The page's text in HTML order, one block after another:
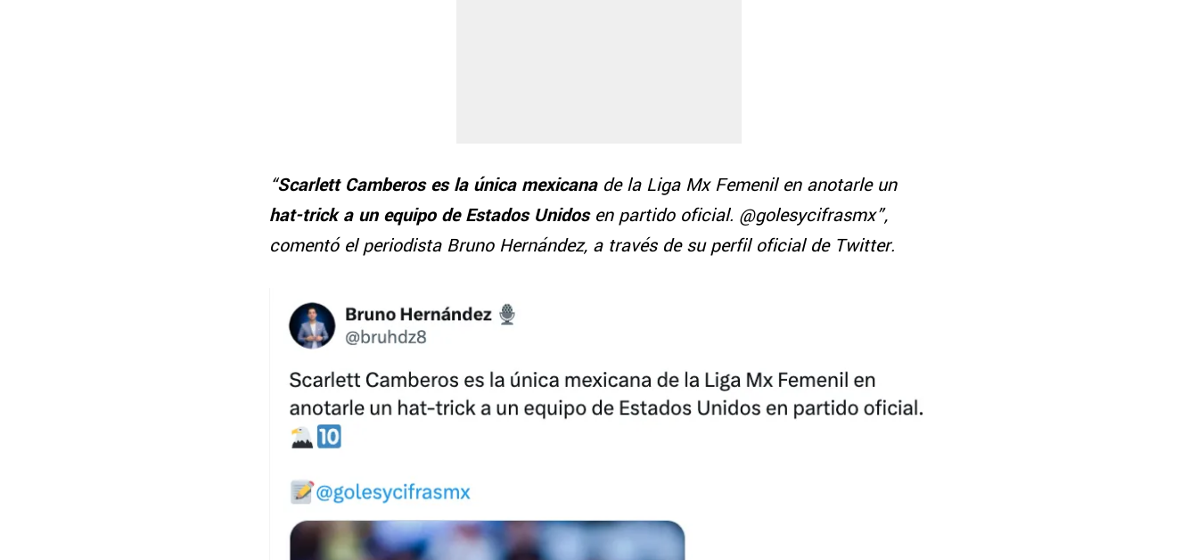
“Scarlett Camberos es la única mexicanade la Liga Mx Femenil en anotarle un
hat-trick a un equipo de Estados Unidos en partido oficial. @golesycifrasmx”,
comentó el periodista Bruno Hernández, a través de su perfil oficial de Twitter.